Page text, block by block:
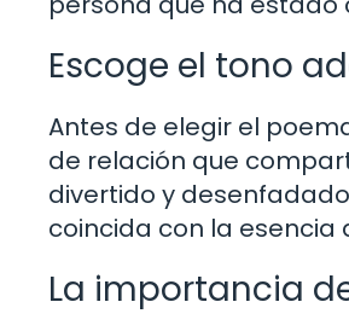
Escoge el tono
Antes de elegir el
de relación que
divertido y
coincida con la esencia
La importancia